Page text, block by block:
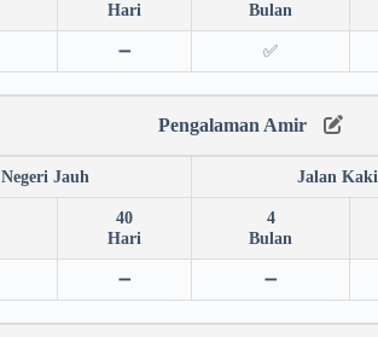
Hari
Bulan
➖ ✅
Pengalaman Amir
Negeri Jauh Jalan Kaki
40
Hari
4
Bulan
➖ ➖